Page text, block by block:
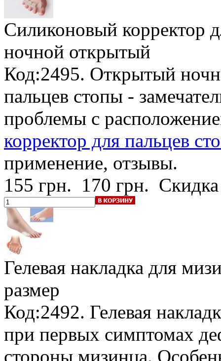
Силиконовый корректор
ночной открытый
Код:2495. Открытый
пальцев стопы -
проблемы с
корректор для пальцев
применение, отзывы.
155 грн. 170 грн.
Гелевая накладка для
размер
Код:2492. Гелевая
при первых симптомах
стороны мизинца.